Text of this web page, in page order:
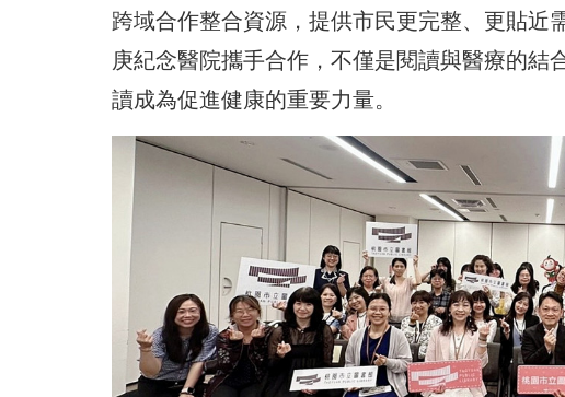
跨域合作整合資源，提供市民更完整、更貼近
庚紀念醫院攜手合作，不僅是閱讀與醫療的結
讀成為促進健康的重要力量。